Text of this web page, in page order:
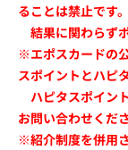
ることは禁止です。
結果に関わらず
※エポスカードの
スポイントとハピ
ハピタスポイン
お問い合わせくださ
※紹介制度を併用